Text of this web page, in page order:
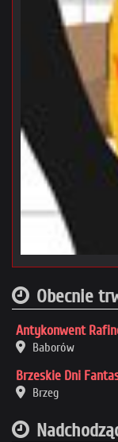
Obecnie
Antykonwent
Baborów
Brzeskie Dni
Brzeg